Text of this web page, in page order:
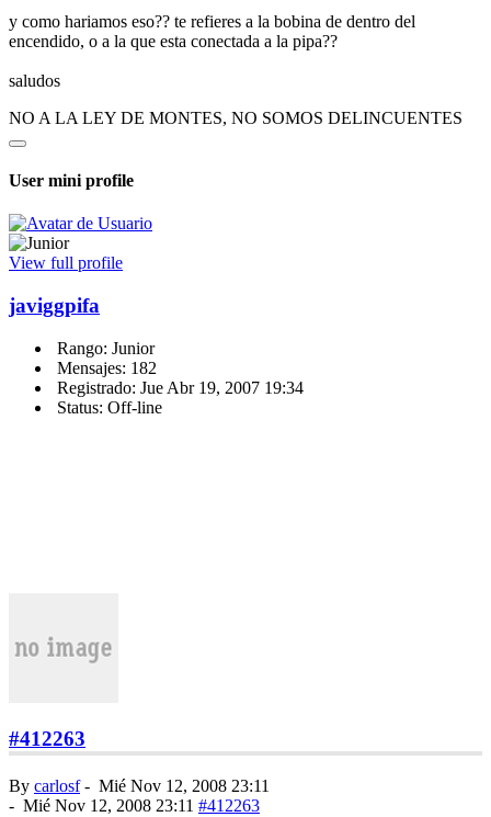
y como hariamos eso?? te refieres a la bobina de dentro del
encendido, o a la que esta conectada a la pipa??
saludos
NO A LA LEY DE MONTES, NO SOMOS DELINCUENTES
User mini profile
View full profile
javiggpifa
Rango: Junior
Mensajes: 182
Registrado: Jue Abr 19, 2007 19:34
Status: Off-line
#412263
By carlosf- Mié Nov 12, 2008 23:11
- Mié Nov 12, 2008 23:11 #412263